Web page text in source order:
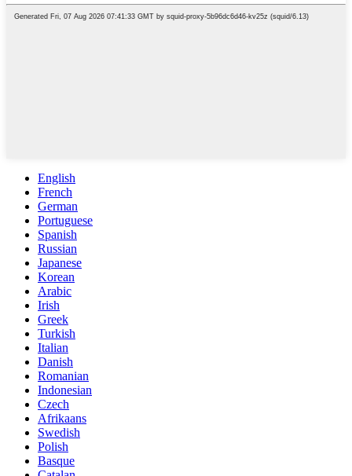
English
French
German
Portuguese
Spanish
Russian
Japanese
Korean
Arabic
Irish
Greek
Turkish
Italian
Danish
Romanian
Indonesian
Czech
Afrikaans
Swedish
Polish
Basque